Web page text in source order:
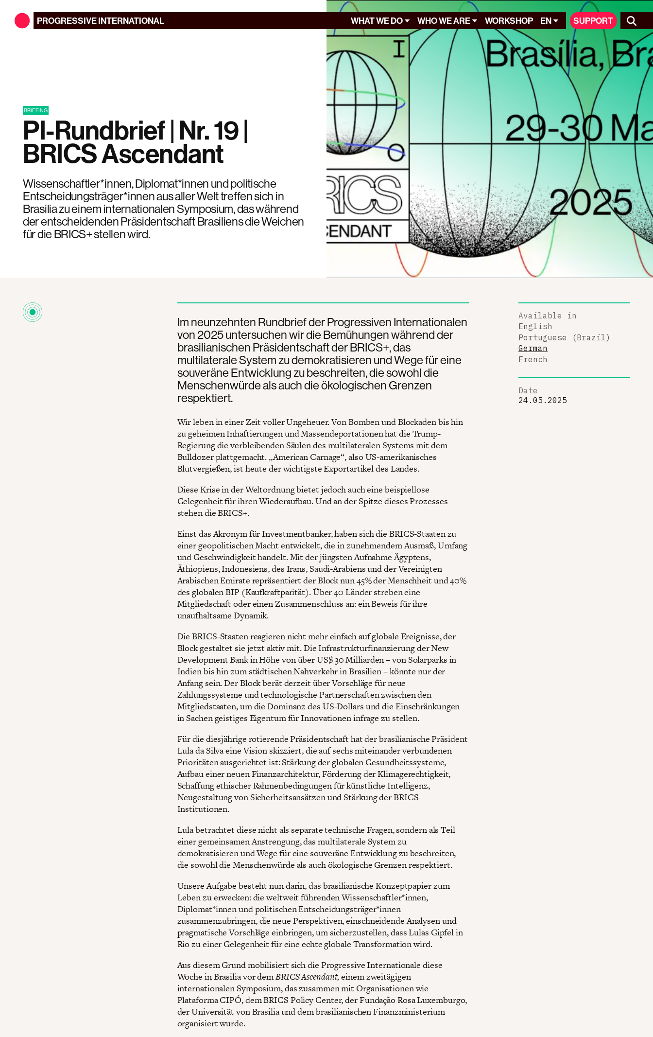
PROGRESSIVEINTERNATIONAL WHAT WE DO WHO WE ARE WORKSHOP EN SUPPORT
BRIEFING
PI-Rundbrief | Nr. 19 |
BRICS Ascendant
Wissenschaftler*innen, Diplomat*innen und politische
Entscheidungsträger*innen aus aller Welt treffen sich in
Brasilia zu einem internationalen Symposium, das während
der entscheidenden Präsidentschaft Brasiliens die Weichen
für die BRICS+ stellen wird.
Im neunzehnten Rundbrief der Progressiven Internationalen
von 2025 untersuchen wir die Bemühungen während der
brasilianischen Präsidentschaft der BRICS+, das
multilaterale System zu demokratisieren und Wege für eine
souveräne Entwicklung zu beschreiten, die sowohl die
Menschenwürde als auch die ökologischen Grenzen
respektiert.
Wir leben in einer Zeit voller Ungeheuer. Von Bomben und Blockaden bis hin
zu geheimen Inhaftierungen und Massendeportationen hat die Trump-
Regierung die verbleibenden Säulen des multilateralen Systems mit dem
Bulldozer plattgemacht. „American Carnage“, also US-amerikanisches
Blutvergießen, ist heute der wichtigste Exportartikel des Landes.
Diese Krise in der Weltordnung bietet jedoch auch eine beispiellose
Gelegenheit für ihren Wiederaufbau. Und an der Spitze dieses Prozesses
stehen die BRICS+.
Einst das Akronym für Investmentbanker, haben sich die BRICS-Staaten zu
einer geopolitischen Macht entwickelt, die in zunehmendem Ausmaß, Umfang
und Geschwindigkeit handelt. Mit der jüngsten Aufnahme Ägyptens,
Äthiopiens, Indonesiens, des Irans, Saudi-Arabiens und der Vereinigten
Arabischen Emirate repräsentiert der Block nun 45% der Menschheit und 40%
des globalen BIP (Kaufkraftparität). Über 40 Länder streben eine
Mitgliedschaft oder einen Zusammenschluss an: ein Beweis für ihre
unaufhaltsame Dynamik.
Die BRICS-Staaten reagieren nicht mehr einfach auf globale Ereignisse, der
Block gestaltet sie jetzt aktiv mit. Die Infrastrukturfinanzierung der New
Development Bank in Höhe von über US$ 30 Milliarden – von Solarparks in
Indien bis hin zum städtischen Nahverkehr in Brasilien – könnte nur der
Anfang sein. Der Block berät derzeit über Vorschläge für neue
Zahlungssysteme und technologische Partnerschaften zwischen den
Mitgliedstaaten, um die Dominanz des US-Dollars und die Einschränkungen
in Sachen geistiges Eigentum für Innovationen infrage zu stellen.
Für die diesjährige rotierende Präsidentschaft hat der brasilianische Präsident
Lula da Silva eine Vision skizziert, die auf sechs miteinander verbundenen
Prioritäten ausgerichtet ist: Stärkung der globalen Gesundheitssysteme,
Aufbau einer neuen Finanzarchitektur, Förderung der Klimagerechtigkeit,
Schaffung ethischer Rahmenbedingungen für künstliche Intelligenz,
Neugestaltung von Sicherheitsansätzen und Stärkung der BRICS-
Institutionen.
Lula betrachtet diese nicht als separate technische Fragen, sondern als Teil
einer gemeinsamen Anstrengung, das multilaterale System zu
demokratisieren und Wege für eine souveräne Entwicklung zu beschreiten,
die sowohl die Menschenwürde als auch ökologische Grenzen respektiert.
Unsere Aufgabe besteht nun darin, das brasilianische Konzeptpapier zum
Leben zu erwecken: die weltweit führenden Wissenschaftler*innen,
Diplomat*innen und politischen Entscheidungsträger*innen
zusammenzubringen, die neue Perspektiven, einschneidende Analysen und
pragmatische Vorschläge einbringen, um sicherzustellen, dass Lulas Gipfel in
Rio zu einer Gelegenheit für eine echte globale Transformation wird.
Aus diesem Grund mobilisiert sich die Progressive Internationale diese
Woche in Brasilia vor demBRICS Ascendant, einem zweitägigen
internationalen Symposium, das zusammen mit Organisationen wie
Plataforma CIPÓ, dem BRICS Policy Center, der Fundação Rosa Luxemburgo,
der Universität von Brasilia und dem brasilianischen Finanzministerium
organisiert wurde.
Available in
English
Portuguese (Brazil)
German
French
Date
24.05.2025